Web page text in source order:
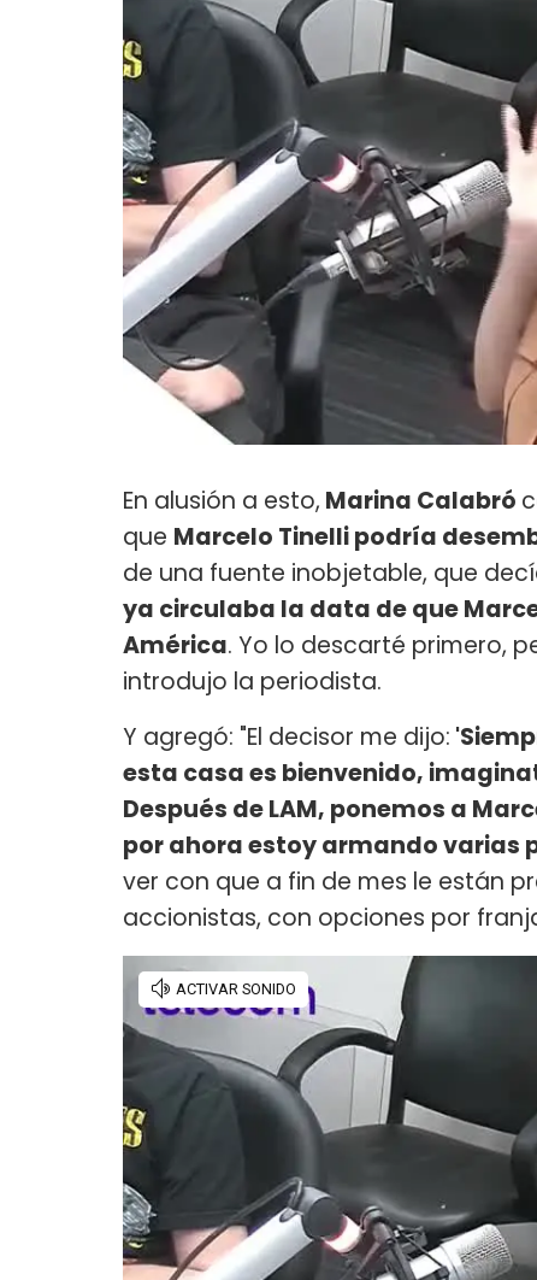
En alusión a esto, Marina Calabró
que Marcelo Tinelli podría
de una fuente inobjetable, que
ya circulaba la data de que
América. Yo lo descarté primero,
introdujo la periodista.
Y agregó: "El decisor me dijo:
esta casa es bienvenido,
Después de LAM, ponemos a
por ahora estoy armando varias
ver con que a fin de mes le están
accionistas, con opciones por